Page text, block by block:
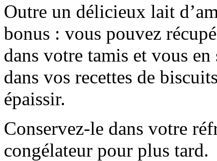
Outre un délicieux lait
bonus : vous pouvez
dans votre tamis et vous
dans vos recettes de
épaissir.
Conservez-le dans votre
congélateur pour plus tard.